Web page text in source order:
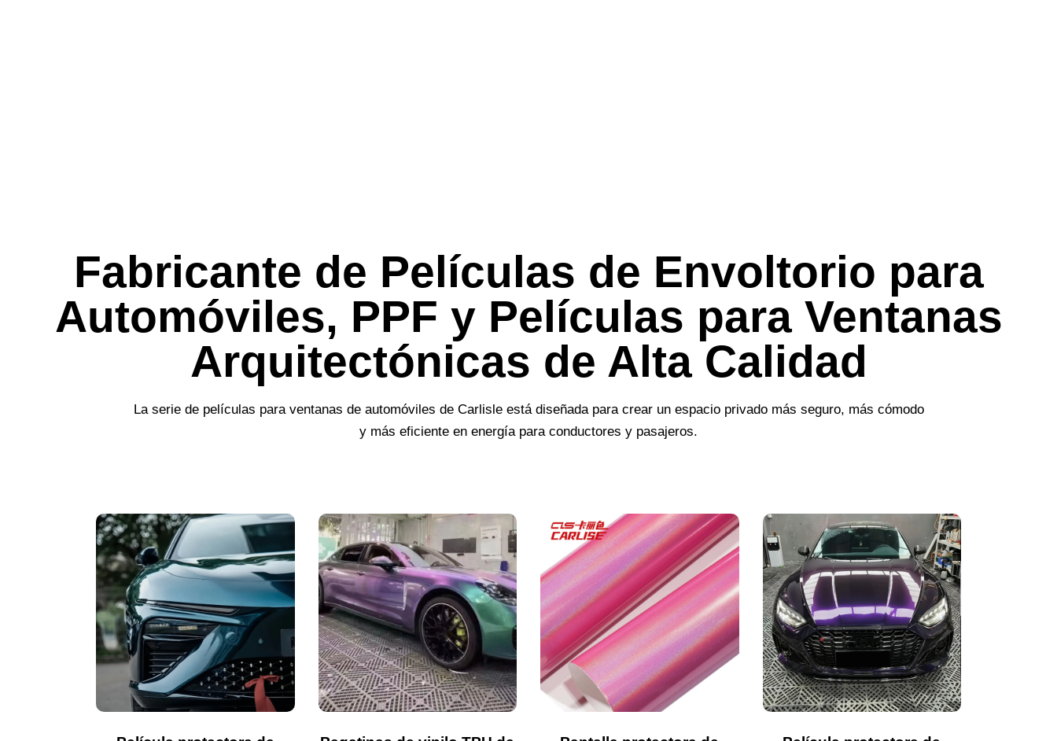
Fabricante de Películas de Envoltorio para
Automóviles, PPF y Películas para Ventanas
Arquitectónicas de Alta Calidad
La serie de películas para ventanas de automóviles de Carlisle está diseñada para crear un espacio privado más seguro, más cómodo
y más eficiente en energía para conductores y pasajeros.